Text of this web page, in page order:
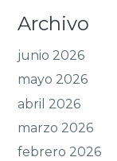
Archivo
junio 2026
mayo 2026
abril 2026
marzo 2026
febrero 2026